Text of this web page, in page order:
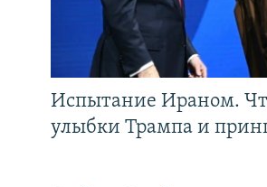
Испытание Ираном.
улыбки Трампа и